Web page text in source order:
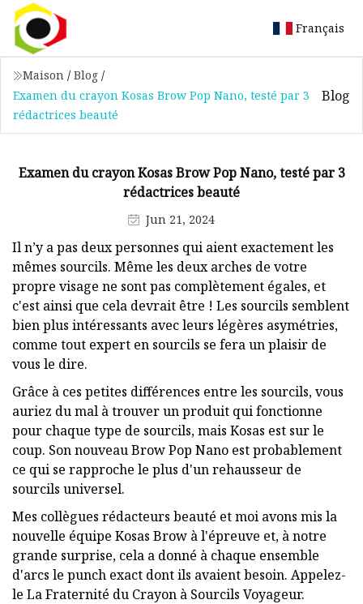
Français
Maison / Blog /
Examen du crayon Kosas Brow Pop Nano, testé par 3
rédactrices beauté
Blog
Examen du crayon Kosas Brow Pop Nano, testé par 3
rédactrices beauté
Jun 21, 2024
Il n’y a pas deux personnes qui aient exactement les
mêmes sourcils. Même les deux arches de votre
propre visage ne sont pas complètement égales, et
c'est ainsi que cela devrait être ! Les sourcils semblent
bien plus intéressants avec leurs légères asymétries,
comme tout expert en sourcils se fera un plaisir de
vous le dire.
Grâce à ces petites différences entre les sourcils, vous
auriez du mal à trouver un produit qui fonctionne
pour chaque type de sourcils, mais Kosas est sur le
coup. Son nouveau Brow Pop Nano est probablement
ce qui se rapproche le plus d'un rehausseur de
sourcils universel.
Mes collègues rédacteurs beauté et moi avons mis la
nouvelle équipe Kosas Brow à l'épreuve et, à notre
grande surprise, cela a donné à chaque ensemble
d'arcs le punch exact dont ils avaient besoin. Appelez-
le La Fraternité du Crayon à Sourcils Voyageur.